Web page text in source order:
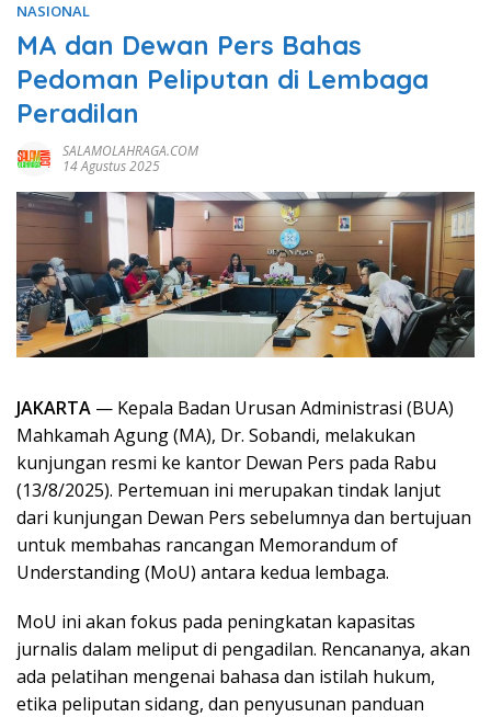
NASIONAL
MA dan Dewan Pers Bahas
Pedoman Peliputan di Lembaga
Peradilan
SALAMOLAHRAGA.COM
14 Agustus 2025
JAKARTA — Kepala Badan Urusan Administrasi (BUA)
Mahkamah Agung (MA), Dr. Sobandi, melakukan
kunjungan resmi ke kantor Dewan Pers pada Rabu
(13/8/2025). Pertemuan ini merupakan tindak lanjut
dari kunjungan Dewan Pers sebelumnya dan bertujuan
untuk membahas rancangan Memorandum of
Understanding (MoU) antara kedua lembaga.
MoU ini akan fokus pada peningkatan kapasitas
jurnalis dalam meliput di pengadilan. Rencananya, akan
ada pelatihan mengenai bahasa dan istilah hukum,
etika peliputan sidang, dan penyusunan panduan